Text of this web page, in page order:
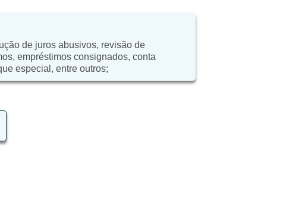
de juros abusivos, revisão de
empréstimos consignados, conta
especial, entre outros;